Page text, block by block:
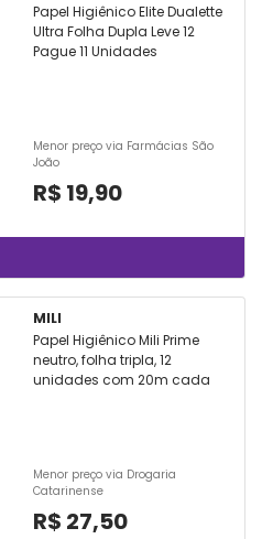
Papel Higiênico Elite Dualette
Ultra Folha Dupla Leve 12
Pague 11 Unidades
Menor preço via Farmácias São
João
R$ 19,90
MILI
Papel Higiênico Mili Prime
neutro, folha tripla, 12
unidades com 20m cada
Menor preço via Drogaria
Catarinense
R$ 27,50